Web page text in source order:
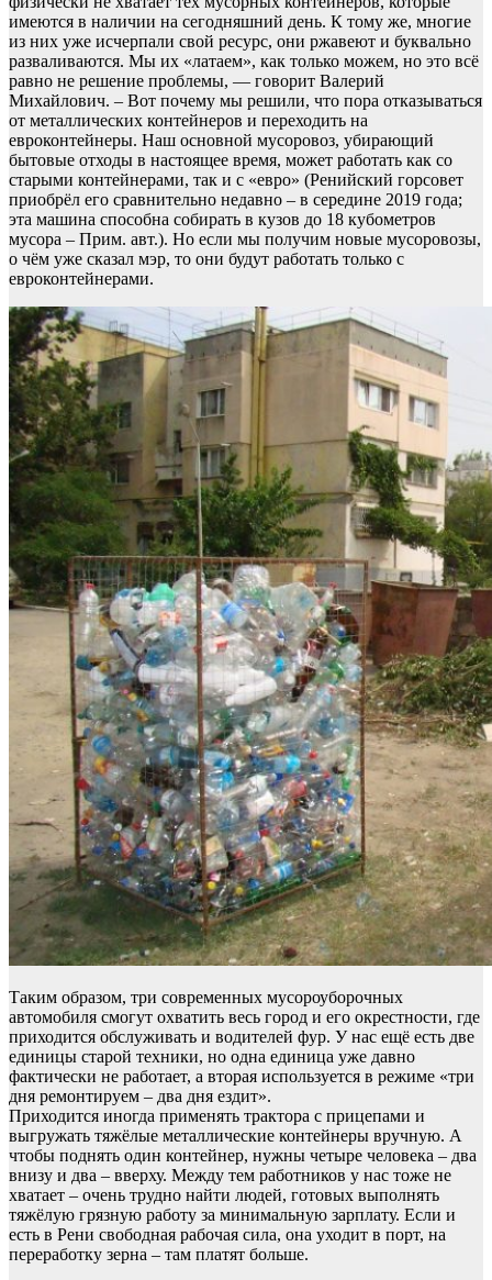
имеются в наличии на сегодняшний день. К тому же, многие
из них уже исчерпали свой ресурс, они ржавеют и буквально
разваливаются. Мы их «латаем», как только можем, но это всё
равно не решение проблемы, — говорит Валерий
Михайлович. – Вот почему мы решили, что пора отказываться
от металлических контейнеров и переходить на
евроконтейнеры. Наш основной мусоровоз, убирающий
бытовые отходы в настоящее время, может работать как со
старыми контейнерами, так и с «евро» (Ренийский горсовет
приобрёл его сравнительно недавно – в середине 2019 года;
эта машина способна собирать в кузов до 18 кубометров
мусора – Прим. авт.). Но если мы получим новые мусоровозы,
о чём уже сказал мэр, то они будут работать только с
евроконтейнерами.
Таким образом, три современных мусороуборочных
автомобиля смогут охватить весь город и его окрестности, где
приходится обслуживать и водителей фур. У нас ещё есть две
единицы старой техники, но одна единица уже давно
фактически не работает, а вторая используется в режиме «три
дня ремонтируем – два дня ездит».
Приходится иногда применять трактора с прицепами и
выгружать тяжёлые металлические контейнеры вручную. А
чтобы поднять один контейнер, нужны четыре человека – два
внизу и два – вверху. Между тем работников у нас тоже не
хватает – очень трудно найти людей, готовых выполнять
тяжёлую грязную работу за минимальную зарплату. Если и
есть в Рени свободная рабочая сила, она уходит в порт, на
переработку зерна – там платят больше.